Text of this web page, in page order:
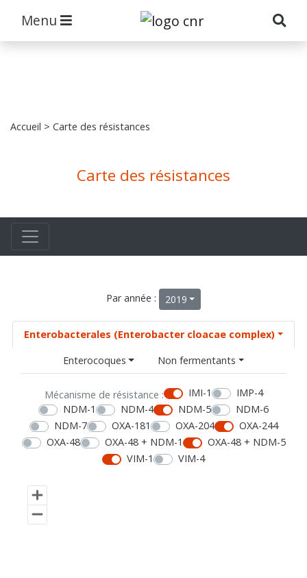
Menu
Accueil > Carte des résistances
Carte des résistances
Par année : 2019
Enterobacterales (Enterobacter cloacae complex)
Enterocoques
Non fermentants
Mécanisme de résistance : IMI-1
IMP-4
NDM-1
NDM-4 NDM-5
NDM-6
NDM-7
OXA-181 OXA-204
OXA-244
OXA-48
OXA-48 + NDM-1
OXA-48 + NDM-5
VIM-1
VIM-4